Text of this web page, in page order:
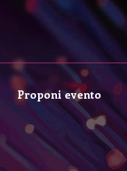
Proponi evento